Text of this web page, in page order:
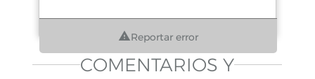
Reportar error
COMENTARIOS Y